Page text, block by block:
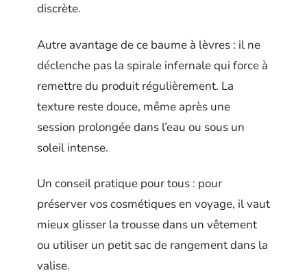
discrète.
Autre avantage de ce baume à lèvres : il ne
déclenche pas la spirale infernale qui force à
remettre du produit régulièrement. La
texture reste douce, même après une
session prolongée dans l’eau ou sous un
soleil intense.
Un conseil pratique pour tous : pour
préserver vos cosmétiques en voyage, il vaut
mieux glisser la trousse dans un vêtement
ou utiliser un petit sac de rangement dans la
valise.